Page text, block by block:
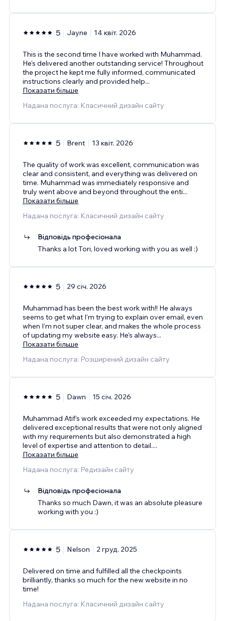
5 Jayne 14 квіт. 2026
This is the second time I have worked with Muhammad.
He's delivered another outstanding service! Throughout
the project he kept me fully informed, communicated
instructions clearly and provided help...
Показати більше
Надана послуга: Класичний дизайн сайту
5 Brent 13 квіт. 2026
The quality of work was excellent, communication was
clear and consistent, and everything was delivered on
time. Muhammad was immediately responsive and
truly went above and beyond throughout the enti...
Показати більше
Надана послуга: Класичний дизайн сайту
Відповідь професіонала
Thanks a lot Tori, loved working with you as well :)
5 29 січ. 2026
Muhammad has been the best work with!! He always
seems to get what I’m trying to explain over email, even
when I’m not super clear, and makes the whole process
of updating my website easy. He's always...
Показати більше
Надана послуга: Розширений дизайн сайту
5 Dawn 15 січ. 2026
Muhammad Atif’s work exceeded my expectations. He
delivered exceptional results that were not only aligned
with my requirements but also demonstrated a high
level of expertise and attention to detail....
Показати більше
Надана послуга: Редизайн сайту
Відповідь професіонала
Thanks so much Dawn, it was an absolute pleasure
working with you :)
5 Nelson 2 груд. 2025
Delivered on time and fulfilled all the checkpoints
brilliantly, thanks so much for the new website in no
time!
Надана послуга: Класичний дизайн сайту